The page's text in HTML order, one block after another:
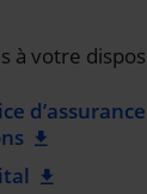
à votre